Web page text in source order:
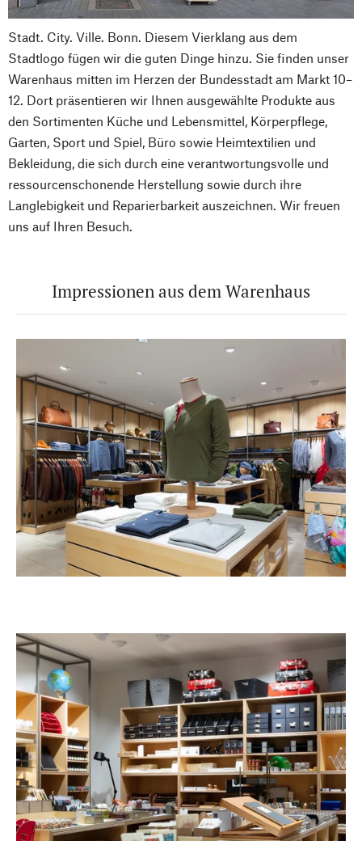
Stadt. City. Ville. Bonn. Diesem Vierklang aus dem
Stadtlogo fügen wir die guten Dinge hinzu. Sie finden unser
Warenhaus mitten im Herzen der Bundesstadt am Markt 10–
12. Dort präsentieren wir Ihnen ausgewählte Produkte aus
den Sortimenten Küche und Lebensmittel, Körperpflege,
Garten, Sport und Spiel, Büro sowie Heimtextilien und
Bekleidung, die sich durch eine verantwortungsvolle und
ressourcenschonende Herstellung sowie durch ihre
Langlebigkeit und Reparierbarkeit auszeichnen. Wir freuen
uns auf Ihren Besuch.
Impressionen aus dem Warenhaus